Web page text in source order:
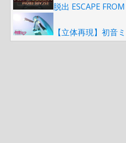
脱出 ESCAPE
【立体再現】初音